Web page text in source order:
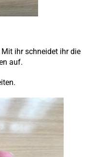
ihr schneidet ihr die
auf.